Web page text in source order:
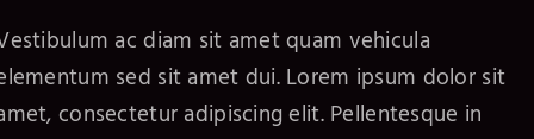
ac diam sit amet quam vehicula
sed sit amet dui. Lorem ipsum dolor sit
consectetur adipiscing elit. Pellentesque in